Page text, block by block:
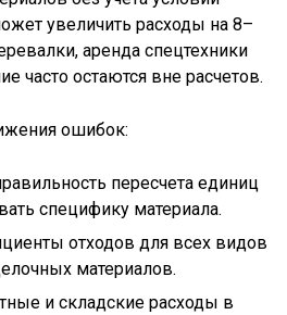
увеличить расходы на 8–
аренда спецтехники
часто остаются вне расчетов.
ошибок:
пересчета единиц
специфику материала.
отходов для всех видов
материалов.
и складские расходы в